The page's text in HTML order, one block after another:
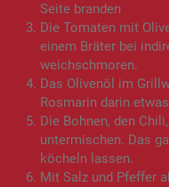
Seite branden
Die Tomaten mit
einem Bräter bei
weichschmoren.
Das Olivenöl im
Rosmarin darin
Die Bohnen, den
untermischen. Das
köcheln lassen.
Mit Salz und Pfeffer